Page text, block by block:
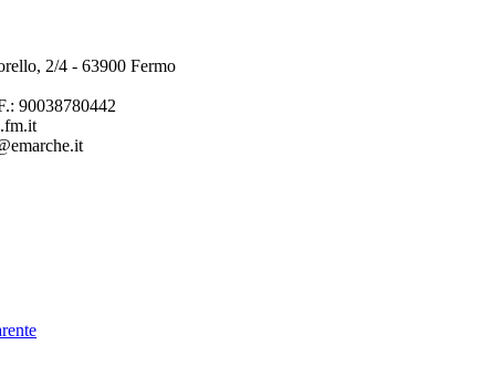
2/4 - 63900 Fermo
90038780442